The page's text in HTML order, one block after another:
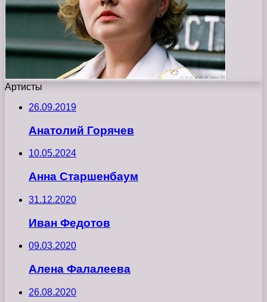
Артисты
26.09.2019
Анатолий Горячев
10.05.2024
Анна Старшенбаум
31.12.2020
Иван Федотов
09.03.2020
Алена Фалалеева
26.08.2020